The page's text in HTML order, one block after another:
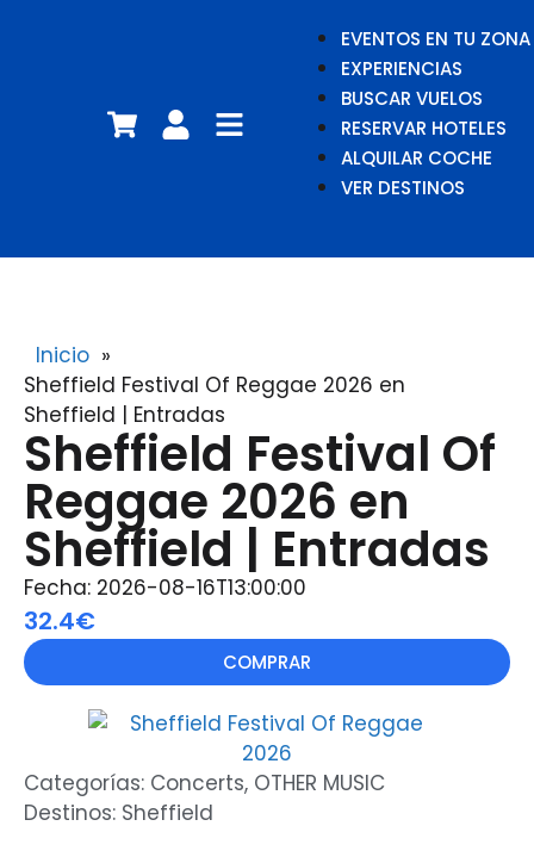
EVENTOS EN TU ZONA
EXPERIENCIAS
BUSCAR VUELOS
RESERVAR HOTELES
ALQUILAR COCHE
VER DESTINOS
Inicio »
Sheffield Festival Of Reggae 2026 en
Sheffield | Entradas
Sheffield Festival Of
Reggae 2026 en
Sheffield | Entradas
Fecha: 2026-08-16T13:00:00
32.4€
COMPRAR
Categorías: Concerts, OTHER MUSIC
Destinos: Sheffield